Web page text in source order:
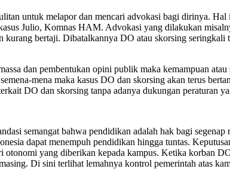
untuk melapor dan mencari advokasi bagi dirinya.
Julio, Komnas HAM. Advokasi yang dilakukan
bertaji. Dibatalkannya DO atau skorsing seringkali
dan pembentukan opini publik maka kemampuan
mena maka kasus DO dan skorsing akan terus
DO dan skorsing tanpa adanya dukungan peraturan
semangat bahwa pendidikan adalah hak bagi
dapat menempuh pendidikan hingga tuntas.
otonomi yang diberikan kepada kampus. Ketika korban
Di sini terlihat lemahnya kontrol pemerintah atas